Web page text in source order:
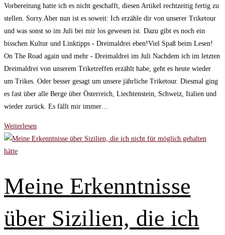
Vorbereitung hatte ich es nicht geschafft, diesen Artikel rechtzeitig fertig zu
stellen. Sorry.Aber nun ist es soweit: Ich erzähle dir von unserer Triketour
und was sonst so im Juli bei mir los gewesen ist. Dazu gibt es noch ein
bisschen Kultur und Linktipps - Dreimaldrei eben!Viel Spaß beim Lesen!
On The Road again und mehr - Dreimaldrei im Juli Nachdem ich im letzten
Dreimaldrei von unserem Triketreffen erzählt habe, geht es heute wieder
um Trikes. Oder besser gesagt um unsere jährliche Triketour. Diesmal ging
es fast über alle Berge über Österreich, Liechtenstein, Schweiz, Italien und
wieder zurück. Es fällt mir immer…
Weiterlesen
The
mehr
Dreimaldrei
im
Meine Erkenntnisse
über Sizilien, die ich